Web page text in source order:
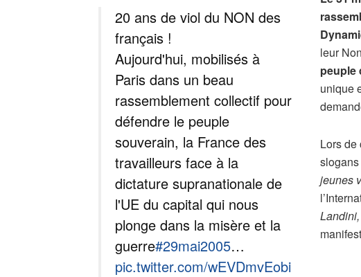
20 ans de viol du NON des
français !
Aujourd'hui, mobilisés à
Paris dans un beau
rassemblement collectif pour
défendre le peuple
souverain, la France des
travailleurs face à la
dictature supranationale de
l'UE du capital qui nous
plonge dans la misère et la
guerre#29mai2005…
pic.twitter.com/wEVDmvEobi
leur
peuple
unique
Lors
jeunes
Landini,